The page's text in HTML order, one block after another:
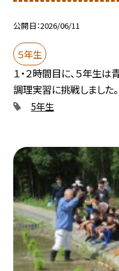
公開日 2026/06/11
５年生
１・２時間目に、５年生
調理実習に挑戦しました
5年生